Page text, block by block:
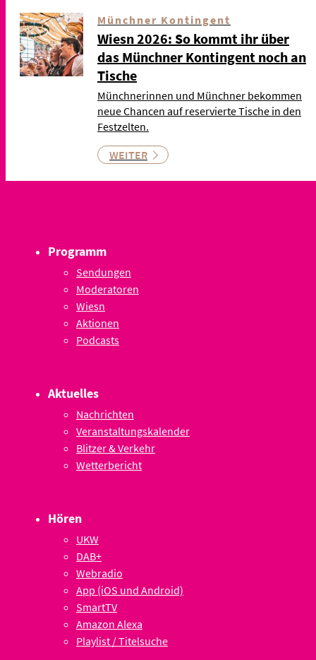
Münchner Kontingent
Wiesn 2026: So kommt ihr über
das Münchner Kontingent noch an
Tische
Münchnerinnen und Münchner bekommen
neue Chancen auf reservierte Tische in den
Festzelten.
WEITER
Programm
Sendungen
Moderatoren
Wiesn
Aktionen
Podcasts
Aktuelles
Nachrichten
Veranstaltungskalender
Blitzer & Verkehr
Wetterbericht
Hören
UKW
DAB+
Webradio
App (iOS und Android)
SmartTV
Amazon Alexa
Playlist / Titelsuche